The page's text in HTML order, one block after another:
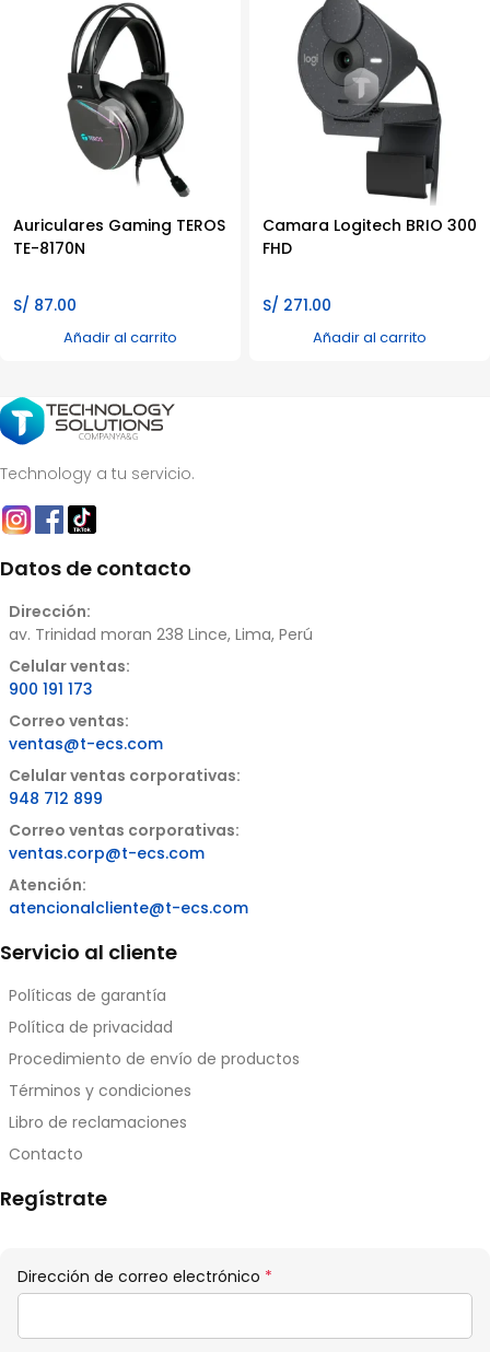
Auriculares Gaming TEROS
TE-8170N
S/ 87.00
Añadir al carrito
Camara Logitech BRIO 300
FHD
S/ 271.00
Añadir al carrito
Technology a tu servicio.
Datos de contacto
Dirección:
av. Trinidad moran 238 Lince, Lima, Perú
Celular ventas:
900 191 173
Correo ventas:
ventas@t-ecs.com
Celular ventas corporativas:
948 712 899
Correo ventas corporativas:
ventas.corp@t-ecs.com
Atención:
atencionalcliente@t-ecs.com
Servicio al cliente
Políticas de garantía
Política de privacidad
Procedimiento de envío de productos
Términos y condiciones
Libro de reclamaciones
Contacto
Regístrate
Dirección de correo electrónico *